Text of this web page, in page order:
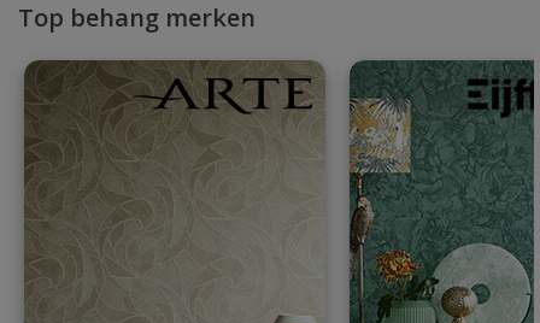
Top behang merken